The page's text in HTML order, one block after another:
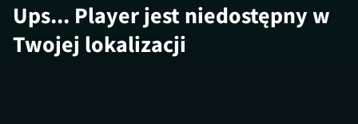
Ups... Player jest niedostępny w
Twojej lokalizacji